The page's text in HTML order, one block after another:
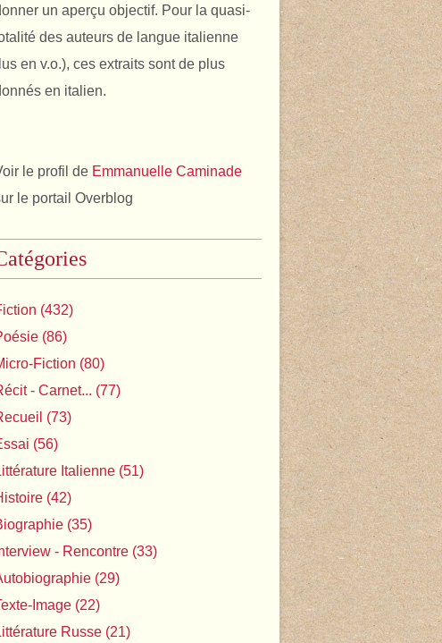
un aperçu objectif. Pour la quasi-
des auteurs de langue italienne
en v.o.), ces extraits sont de plus
en italien.
le profil de Emmanuelle Caminade
le portail Overblog
(432)
(86)
Fiction (80)
- Carnet... (77)
(73)
(56)
Italienne (51)
(42)
(35)
- Rencontre (33)
(29)
Image (22)
Russe (21)